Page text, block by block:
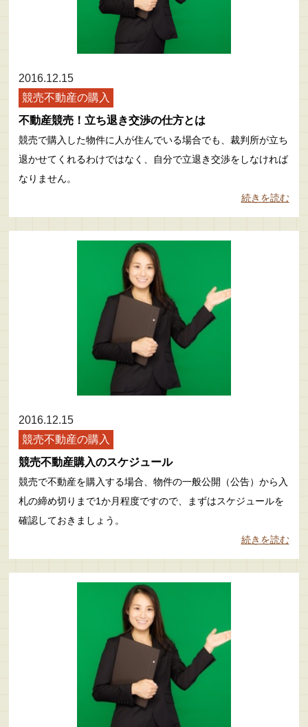
2016.12.15
競売不動産の購入
不動産競売！立ち退き交渉の仕方とは
競売で購入した物件に人が住んでいる場合でも、裁判所が立ち
退かせてくれるわけではなく、自分で立退き交渉をしなければ
なりません。
続きを読む
2016.12.15
競売不動産の購入
競売不動産購入のスケジュール
競売で不動産を購入する場合、物件の一般公開（公告）から入
札の締め切りまで1か月程度ですので、まずはスケジュールを
確認しておきましょう。
続きを読む